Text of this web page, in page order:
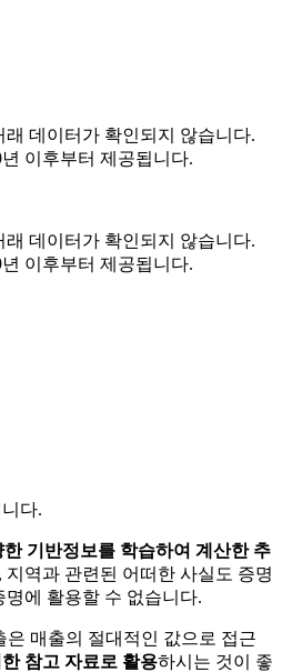
데이터가 확인되지 않습니다.
이후부터 제공됩니다.
데이터가 확인되지 않습니다.
이후부터 제공됩니다.
다.
기반정보를 학습하여 계산한 추
지역과 관련된 어떠한 사실도 증명
에 활용할 수 없습니다.
매출의 절대적인 값으로 접근
참고 자료로 활용하시는 것이 좋